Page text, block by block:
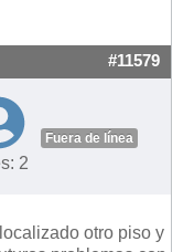
#11579
Fuera de línea
2
otro piso y